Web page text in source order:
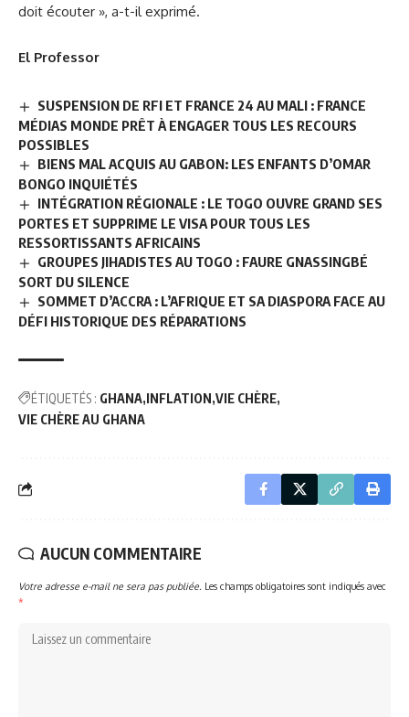
doit écouter », a-t-il exprimé.
El Professor
SUSPENSION DE RFI ET FRANCE 24 AU MALI : FRANCE
MÉDIAS MONDE PRÊT À ENGAGER TOUS LES RECOURS
POSSIBLES
BIENS MAL ACQUIS AU GABON: LES ENFANTS D’OMAR
BONGO INQUIÉTÉS
INTÉGRATION RÉGIONALE : LE TOGO OUVRE GRAND SES
PORTES ET SUPPRIME LE VISA POUR TOUS LES
RESSORTISSANTS AFRICAINS
GROUPES JIHADISTES AU TOGO : FAURE GNASSINGBÉ
SORT DU SILENCE
SOMMET D’ACCRA : L’AFRIQUE ET SA DIASPORA FACE AU
DÉFI HISTORIQUE DES RÉPARATIONS
ÉTIQUETÉS : GHANA INFLATION VIE CHÈRE
VIE CHÈRE AU GHANA
AUCUN COMMENTAIRE
Votre adresse e-mail ne sera pas publiée. Les champs obligatoires sont indiqués avec
*